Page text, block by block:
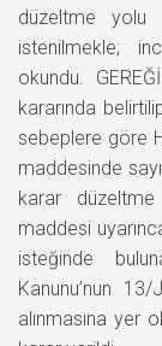
düzeltme yolu
istenilmekle;
okundu.
kararında
sebeplere göre
maddesinde
karar düzeltme
maddesi
isteğinde
Kanunu’nun
alınmasına yer